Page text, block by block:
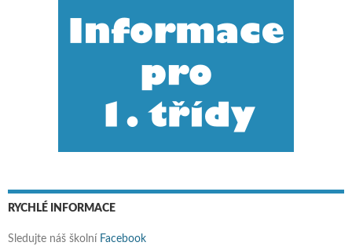
RYCHLÉ INFORMACE
Sledujte náš školní Facebook